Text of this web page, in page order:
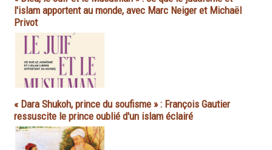
l'islam apportent au monde, avec Marc Neiger et Michaël
Privot
« Dara Shukoh, prince du soufisme » : François Gautier
ressuscite le prince oublié d'un islam éclairé